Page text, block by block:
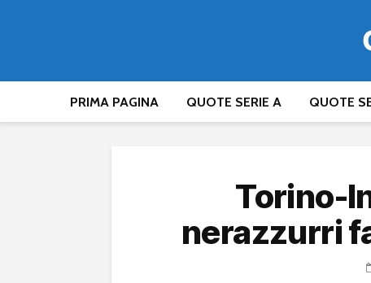
PRIMA PAGINA QUOTE SERIE A QUOTE
Torino-
nerazzurri